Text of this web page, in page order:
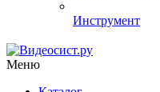
Инструмент
Меню